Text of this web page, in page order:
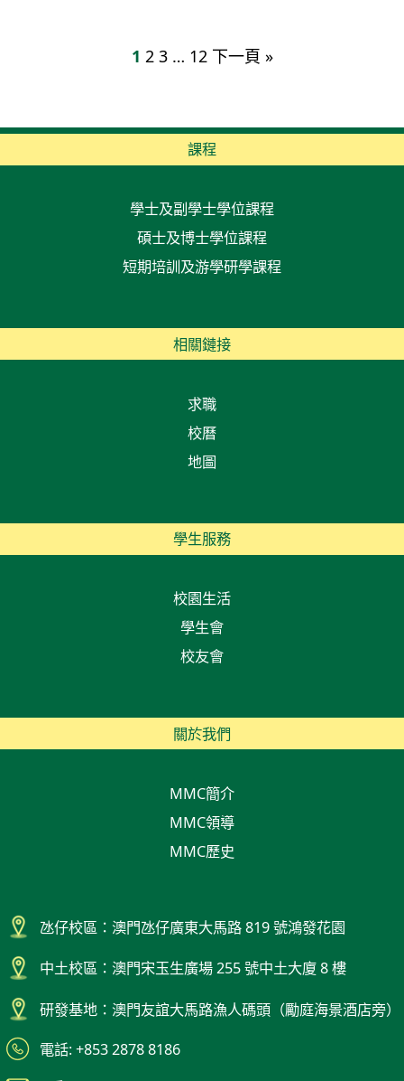
1 2 3 … 12 下一頁 »
課程
學士及副學士學位課程
碩士及博士學位課程
短期培訓及游學研學課程
相關鏈接
求職
校曆
地圖
學生服務
校園生活
學生會
校友會
關於我們
MMC簡介
MMC領導
MMC歷史
氹仔校區：澳門氹仔廣東大馬路 819 號鴻發花園
中土校區：澳門宋玉生廣場 255 號中土大廈 8 樓
研發基地：澳門友誼大馬路漁人碼頭（勵庭海景酒店旁）
電話: +853 2878 8186